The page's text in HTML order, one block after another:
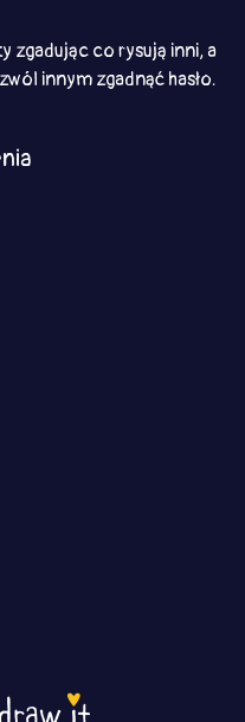
zgadując co rysują inni, a
innym zgadnąć hasło.